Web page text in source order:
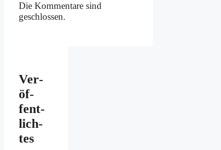
Die Kommentare sind
geschlossen.
Ver­
öf­
fent­
lich­
tes